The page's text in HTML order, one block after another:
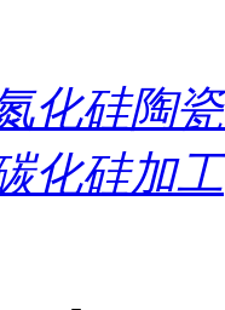
化硅陶
化硅加工